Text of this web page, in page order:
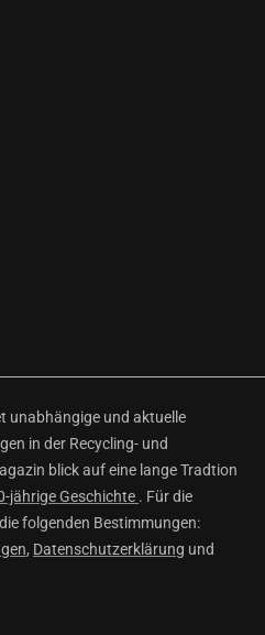
unabhängige und aktuelle
in der Recycling- und
blick auf eine lange Tradtion
jährige Geschichte . Für die
folgenden Bestimmungen:
, Datenschutzerklärung und